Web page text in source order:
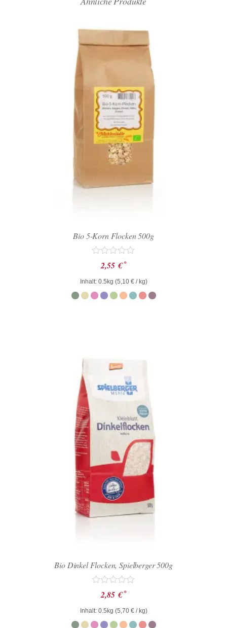
Bio 5-Korn Flocken 500g
Bewertet
mit
0
von
5
2,55 € *
Inhalt: 0.5kg (5,10 €/ kg)
Bio Dinkel Flocken, Spielberger 500g
Bewertet
mit
0
von
5
2,85 € *
Inhalt: 0.5kg (5,70 €/ kg)